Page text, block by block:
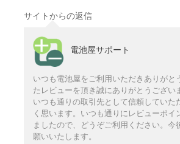
サイトからの返信
電池屋サポート
いつも電池屋をご利用いただきありがと
たレビューを頂き誠にありがとうござい
いつも通りの取引先として信頼していた
く思います。いつも通りにレビューポイ
ましたので、どうぞご利用ください。今
願いいたします。